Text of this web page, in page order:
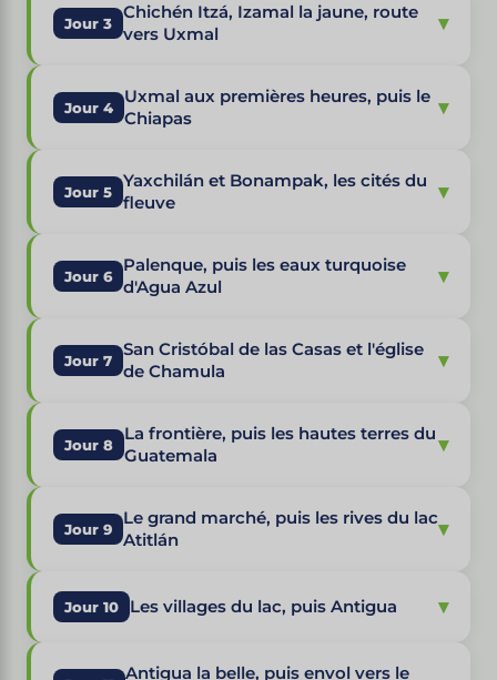
Jour 3
Chichén Itzá, Izamal la jaune, route
vers Uxmal
▾
Jour 4
Uxmal aux premières heures, puis le
Chiapas
▾
Jour 5
Yaxchilán et Bonampak, les cités du
fleuve
▾
Jour 6
Palenque, puis les eaux turquoise
d'Agua Azul
▾
Jour 7
San Cristóbal de las Casas et l'église
de Chamula
▾
Jour 8
La frontière, puis les hautes terres du
Guatemala
▾
Jour 9
Le grand marché, puis les rives du lac
Atitlán
▾
Jour 10 Les villages du lac, puis Antigua ▾
Antigua la belle, puis envol vers le